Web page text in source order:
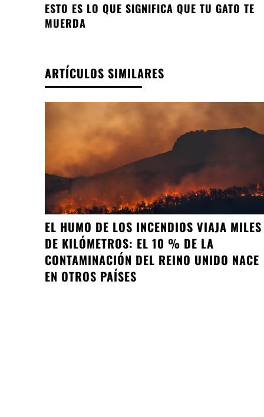
ESTO ES LO QUE SIGNIFICA QUE TU GATO TE
MUERDA
ARTÍCULOS SIMILARES
EL HUMO DE LOS INCENDIOS VIAJA MILES
DE KILÓMETROS: EL 10 % DE LA
CONTAMINACIÓN DEL REINO UNIDO NACE
EN OTROS PAÍSES